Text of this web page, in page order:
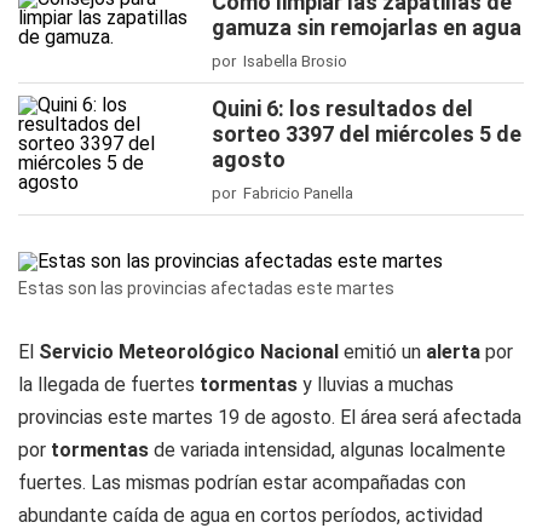
gamuza sin remojarlas en agua
por Isabella Brosio
Quini 6: los resultados del
sorteo 3397 del miércoles 5 de
agosto
por Fabricio Panella
Estas son las provincias afectadas este martes
El Servicio Meteorológico Nacional emitió un alerta por
la llegada de fuertes tormentas y lluvias a muchas
provincias este martes 19 de agosto. El área será afectada
por tormentas de variada intensidad, algunas localmente
fuertes. Las mismas podrían estar acompañadas con
abundante caída de agua en cortos períodos, actividad